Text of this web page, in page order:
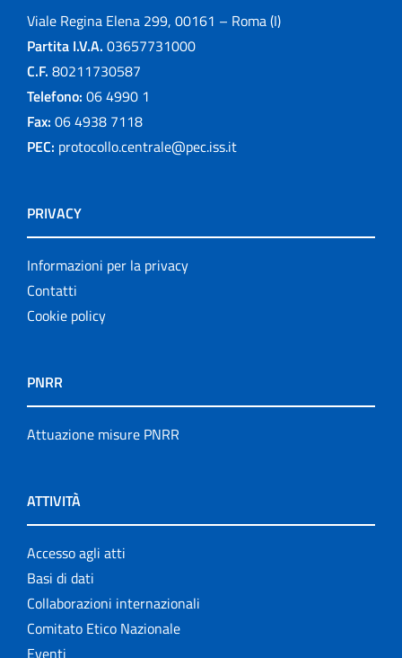
Viale Regina Elena 299, 00161 – Roma (I)
Partita I.V.A. 03657731000
C.F. 80211730587
Telefono: 06 4990 1
Fax: 06 4938 7118
PEC: protocollo.centrale@pec.iss.it
PRIVACY
Informazioni per la privacy
Contatti
Cookie policy
PNRR
Attuazione misure PNRR
ATTIVITÀ
Accesso agli atti
Basi di dati
Collaborazioni internazionali
Comitato Etico Nazionale
Eventi